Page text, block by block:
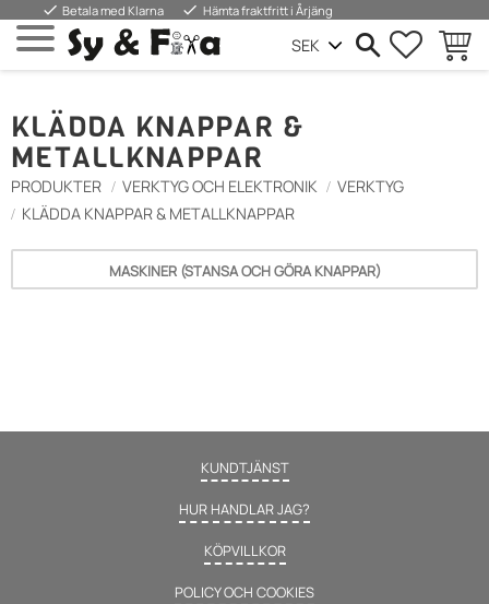
Meny
done Betala med Klarna done Hämta fraktfritt i Årjäng
KLÄDDA KNAPPAR &
METALLKNAPPAR
PRODUKTER VERKTYG OCH ELEKTRONIK
VERKTYG
KLÄDDA KNAPPAR & METALLKNAPPAR
MASKINER (STANSA OCH GÖRA KNAPPAR)
KUNDTJÄNST
HUR HANDLAR JAG?
KÖPVILLKOR
POLICY OCH COOKIES